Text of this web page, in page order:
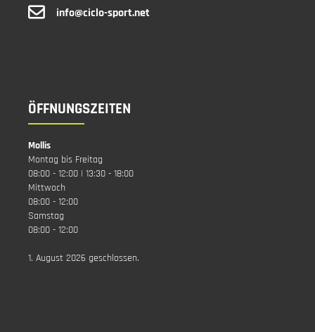
info@ciclo-sport.net
ÖFFNUNGSZEITEN
Mollis
Montag bis Freitag
08:00 - 12:00 | 13:30 - 18:00
Mittwoch
08:00 - 12:00
Samstag
08:00 - 12:00
1. August 2026 geschlossen.